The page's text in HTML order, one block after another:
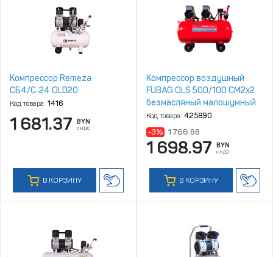
Компрессор Remeza
СБ4/C‑24.OLD20
Код товара: 1416
1 681.37 BYN
с НДС
В КОРЗИНУ
Компрессор воздушный
FUBAG OLS 500/100 CM2х2
безмасляный малошумный
Код товара: 425890
-3% 1 766.88
1 698.97 BYN
с НДС
В КОРЗИНУ